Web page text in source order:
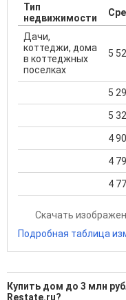
Тип
недвижимости
Дачи,
коттеджи, дома
в коттеджных
поселках
5
5
5
4
4
4
Скачать
Подробная таблица
Купить дом до 3 млн
Restate.ru?